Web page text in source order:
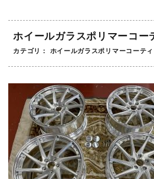
ホイールガラスポリマーコー
カテゴリ： ホイールガラスポリマーコーテ